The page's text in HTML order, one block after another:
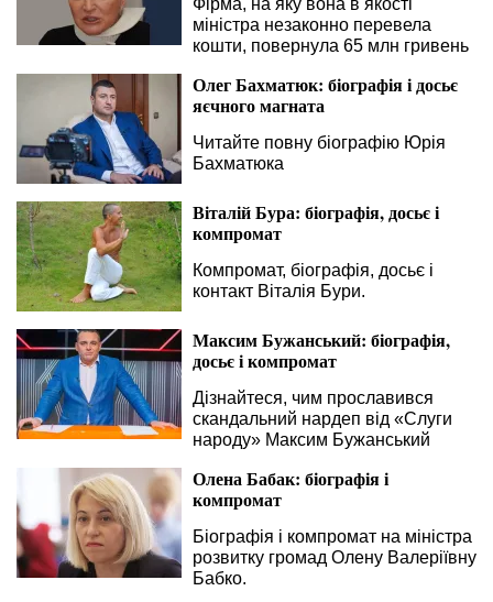
Фірма, на яку вона в якості
міністра незаконно перевела
кошти, повернула 65 млн гривень
Олег Бахматюк: біографія і досьє
яєчного магната
Читайте повну біографію Юрія
Бахматюка
Віталій Бура: біографія, досьє і
компромат
Компромат, біографія, досьє і
контакт Віталія Бури.
Максим Бужанський: біографія,
досьє і компромат
Дізнайтеся, чим прославився
скандальний нардеп від «Слуги
народу» Максим Бужанський
Олена Бабак: біографія і
компромат
Біографія і компромат на міністра
розвитку громад Олену Валеріївну
Бабко.